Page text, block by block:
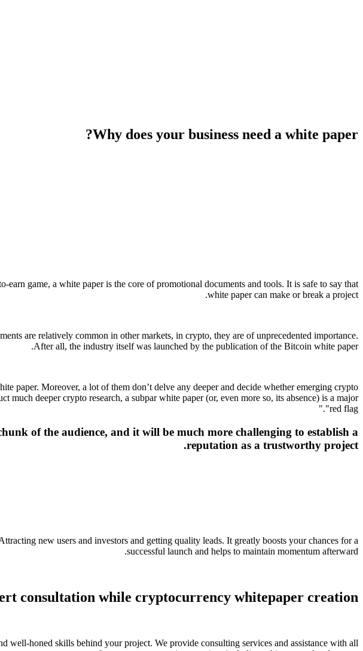
Why does your business need a white paper?
game, a white paper is the core of promotional documents and tools. It is safe to say that
white paper can make or break a project.
are relatively common in other markets, in crypto, they are of unprecedented importance.
After all, the industry itself was launched by the publication of the Bitcoin white paper.
paper. Moreover, a lot of them don’t delve any deeper and decide whether emerging crypto
deeper crypto research, a subpar white paper (or, even more so, its absence) is a major
"red flag."
of the audience, and it will be much more challenging to establish a
reputation as a trustworthy project.
new users and investors and getting quality leads. It greatly boosts your chances for a
successful launch and helps to maintain momentum afterward.
consultation while cryptocurrency whitepaper creation
well-honed skills behind your project. We provide consulting services and assistance with all